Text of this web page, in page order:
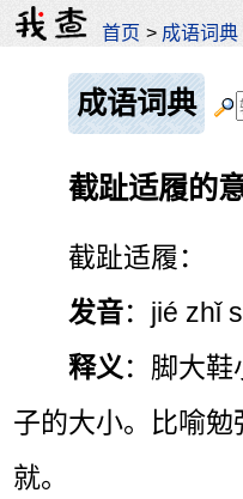
首页 > 成语词典
成语词典
截趾适履的
截趾适履：
发音：jié zhǐ
释义 ：脚大
子的大小。比喻
就。